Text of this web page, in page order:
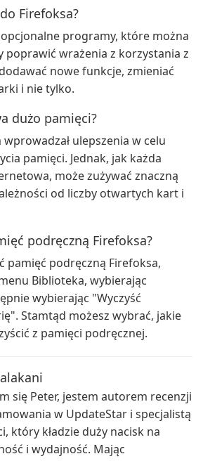
Firefoksa?
programy, które można
poprawić wrażenia z korzystania z
nowe funkcje, zmieniać
i nie tylko.
dużo pamięci?
ulepszenia w celu
pamięci. Jednak, jak każda
może zużywać znaczną
od liczby otwartych kart i
podręczną Firefoksa?
pamięć podręczną Firefoksa,
Biblioteka, wybierając
wybierając "Wyczyść
Stamtąd możesz wybrać, jakie
z pamięci podręcznej.
się Peter, jestem autorem recenzji
w UpdateStar i specjalistą
który kładzie duży nacisk na
i wydajność. Mając